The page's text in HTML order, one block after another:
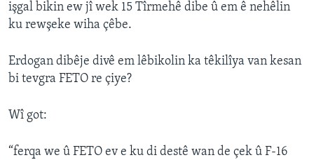
Zimanên Din
işgal bikin ew jî wek 15 Tîrmehê dibe û em ê nehêlin
ku rewşeke wiha çêbe.
Erdogan dibêje divê em lêbikolin ka têkilîya van kesan
bi tevgra FETO re çiye?
Wî got:
“ferqa we û FETO ev e ku di destê wan de çek û F-16